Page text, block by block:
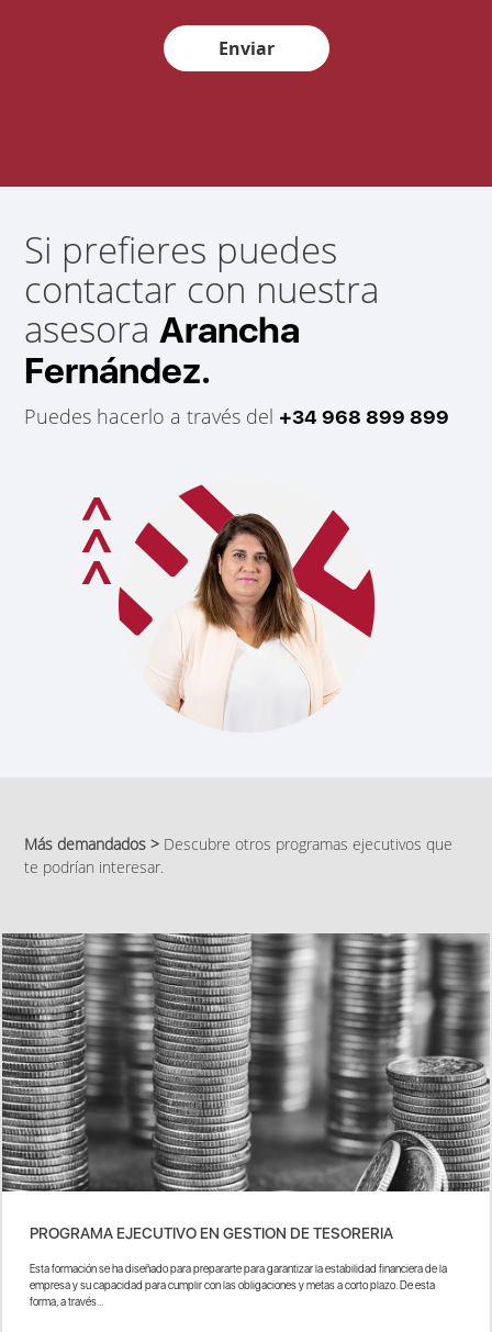
Enviar
Si prefieres puedes
contactar con nuestra
asesoraArancha
Fernández.
Puedes hacerlo a través del +34 968 899 899
Más demandados > Descubre otros programas ejecutivos que
te podrían interesar.
PROGRAMA EJECUTIVO EN GESTION DE TESORERIA
Esta formación se ha diseñado para prepararte para garantizar la estabilidad financiera de la
empresa y su capacidad para cumplir con las obligaciones y metas a corto plazo. De esta
forma, a través...